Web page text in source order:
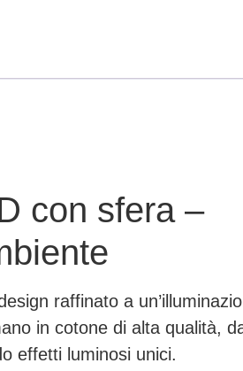
con sfera –
raffinato a
in cotone di alta qualità,
effetti luminosi unici.